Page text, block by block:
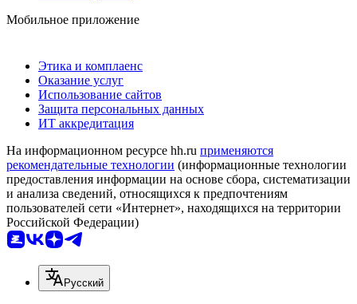
Мобильное приложение
Этика и комплаенс
Оказание услуг
Использование сайтов
Защита персональных данных
ИТ аккредитация
На информационном ресурсе hh.ru применяются
рекомендательные технологии (информационные технологии
предоставления информации на основе сбора, систематизации
и анализа сведений, относящихся к предпочтениям
пользователей сети «Интернет», находящихся на территории
Российской Федерации)
Русский